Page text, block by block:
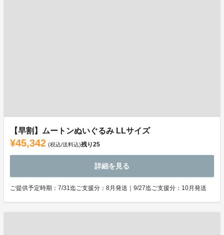
【早割】ムートンぬいぐるみ LLサイズ
¥45,342 (税込/送料込)残り25
詳細を見る
ご提供予定時期：7/31迄ご支援分：8月発送｜9/27迄ご支援分：10月発送